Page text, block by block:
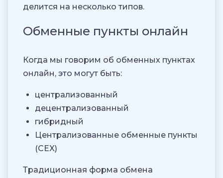
делится на несколько типов.
Обменные пункты онлайн
Когда мы говорим об обменных пунктах
онлайн, это могут быть:
централизованный
децентрализованный
гибридный
Централизованные обменные пункты
(CEX)
Традиционная форма обмена